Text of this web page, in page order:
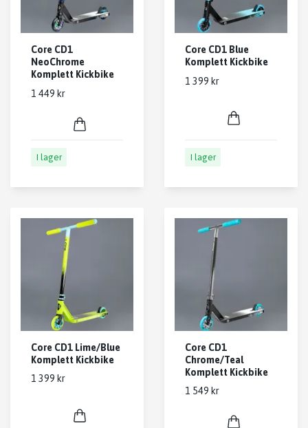
Core CD1
NeoChrome
Komplett Kickbike
1 449 kr
I lager
Core CD1 Blue
Komplett Kickbike
1 399 kr
I lager
Core CD1 Lime/Blue
Komplett Kickbike
1 399 kr
Core CD1
Chrome/Teal
Komplett Kickbike
1 549 kr